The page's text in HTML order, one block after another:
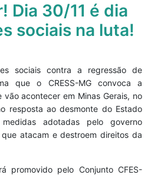
Dia 30/11 é dia
sociais na luta!
sociais contra a regressão de
que o CRESS-MG convoca a
acontecer em Minas Gerais, no
resposta ao desmonte do Estado
adotadas pelo governo
atacam e destroem direitos da
promovido pelo Conjunto CFES-